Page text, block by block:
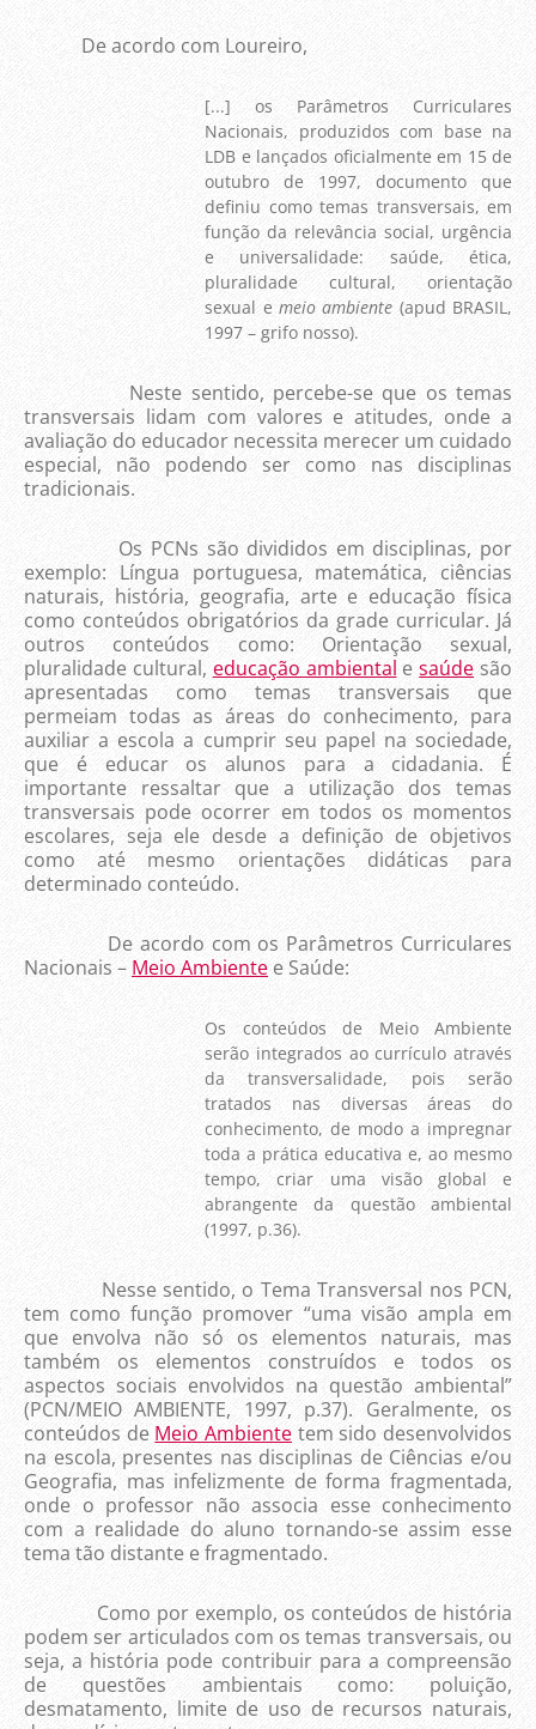
De acordo com Loureiro,
[...] os Parâmetros Curriculares
Nacionais, produzidos com base na
LDB e lançados oficialmente em 15 de
outubro de 1997, documento que
definiu como temas transversais, em
função da relevância social, urgência
e universalidade: saúde, ética,
pluralidade cultural, orientação
sexual e meio ambiente (apud BRASIL,
1997 – grifo nosso).
Neste sentido, percebe-se que os temas
transversais lidam com valores e atitudes, onde a
avaliação do educador necessita merecer um cuidado
especial, não podendo ser como nas disciplinas
tradicionais.
Os PCNs são divididos em disciplinas, por
exemplo: Língua portuguesa, matemática, ciências
naturais, história, geografia, arte e educação física
como conteúdos obrigatórios da grade curricular. Já
outros conteúdos como: Orientação sexual,
pluralidade cultural, educação ambiental esaúde são
apresentadas como temas transversais que
permeiam todas as áreas do conhecimento, para
auxiliar a escola a cumprir seu papel na sociedade,
que é educar os alunos para a cidadania. É
importante ressaltar que a utilização dos temas
transversais pode ocorrer em todos os momentos
escolares, seja ele desde a definição de objetivos
como até mesmo orientações didáticas para
determinado conteúdo.
De acordo com os Parâmetros Curriculares
Nacionais – Meio Ambiente e Saúde:
Os conteúdos de Meio Ambiente
serão integrados ao currículo através
da transversalidade, pois serão
tratados nas diversas áreas do
conhecimento, de modo a impregnar
toda a prática educativa e, ao mesmo
tempo, criar uma visão global e
abrangente da questão ambiental
(1997, p.36).
Nesse sentido, o Tema Transversal nos PCN,
tem como função promover “uma visão ampla em
que envolva não só os elementos naturais, mas
também os elementos construídos e todos os
aspectos sociais envolvidos na questão ambiental”
(PCN/MEIO AMBIENTE, 1997, p.37). Geralmente, os
conteúdos de Meio Ambiente tem sido desenvolvidos
na escola, presentes nas disciplinas de Ciências e/ou
Geografia, mas infelizmente de forma fragmentada,
onde o professor não associa esse conhecimento
com a realidade do aluno tornando-se assim esse
tema tão distante e fragmentado.
Como por exemplo, os conteúdos de história
podem ser articulados com os temas transversais, ou
seja, a história pode contribuir para a compreensão
de questões ambientais como: poluição,
desmatamento, limite de uso de recursos naturais,